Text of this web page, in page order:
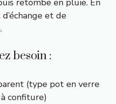
retombe en pluie. En
et de
besoin :
(type pot en verre
confiture)